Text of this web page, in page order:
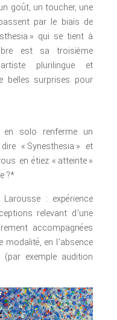
goût, un toucher, une
par le biais de
» qui se tient à
est sa troisième
plurilingue et
belles surprises pour
solo renferme un
« Synesthesia » et
en étiez « atteinte »
?*
: expérience
relevant d’une
accompagnées
modalité, en l’absence
exemple audition